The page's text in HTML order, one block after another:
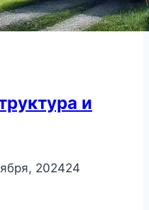
и
202424